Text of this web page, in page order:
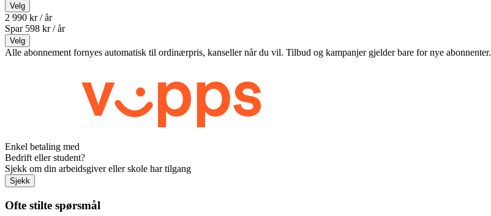
Velg
2 990 kr / år
Spar 598 kr /år
Velg
Alle abonnement fornyes automatisk til ordinærpris, kanseller når du vil. Tilbud og kampanjer gjelder bare for nye abonnenter.
Enkel betaling med
Bedrift eller student?
Sjekk om din arbeidsgiver eller skole har tilgang
Sjekk
Ofte stilte spørsmål